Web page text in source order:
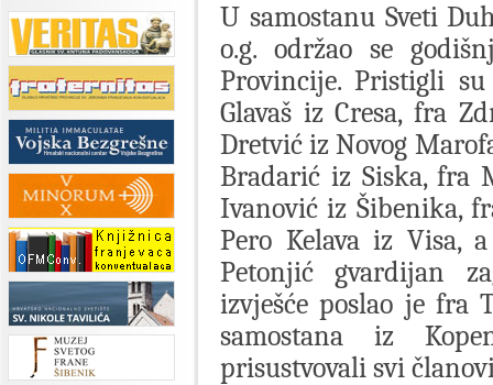
U samostanu Sveti
o.g. održao se
Provincije. Pristigli
Glavaš iz Cresa, fra
Dretvić iz Novog
Bradarić iz Siska, fra
Ivanović iz Šibenika,
Pero Kelava iz Visa,
Petonjić gvardijan
izvješće poslao je fra
samostana iz
prisustvovali svi